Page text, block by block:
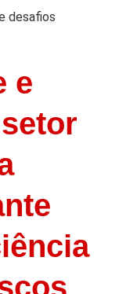
desafios
e